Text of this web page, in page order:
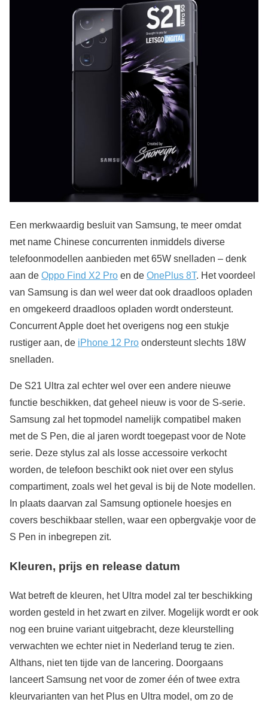
Een merkwaardig besluit van Samsung, te meer omdat
met name Chinese concurrenten inmiddels diverse
telefoonmodellen aanbieden met 65W snelladen – denk
aan de Oppo Find X2 Pro en de OnePlus 8T. Het voordeel
van Samsung is dan wel weer dat ook draadloos opladen
en omgekeerd draadloos opladen wordt ondersteunt.
Concurrent Apple doet het overigens nog een stukje
rustiger aan, de iPhone 12 Pro ondersteunt slechts 18W
snelladen.
De S21 Ultra zal echter wel over een andere nieuwe
functie beschikken, dat geheel nieuw is voor de S-serie.
Samsung zal het topmodel namelijk compatibel maken
met de S Pen, die al jaren wordt toegepast voor de Note
serie. Deze stylus zal als losse accessoire verkocht
worden, de telefoon beschikt ook niet over een stylus
compartiment, zoals wel het geval is bij de Note modellen.
In plaats daarvan zal Samsung optionele hoesjes en
covers beschikbaar stellen, waar een opbergvakje voor de
S Pen in inbegrepen zit.
Kleuren, prijs en release datum
Wat betreft de kleuren, het Ultra model zal ter beschikking
worden gesteld in het zwart en zilver. Mogelijk wordt er ook
nog een bruine variant uitgebracht, deze kleurstelling
verwachten we echter niet in Nederland terug te zien.
Althans, niet ten tijde van de lancering. Doorgaans
lanceert Samsung net voor de zomer één of twee extra
kleurvarianten van het Plus en Ultra model, om zo de